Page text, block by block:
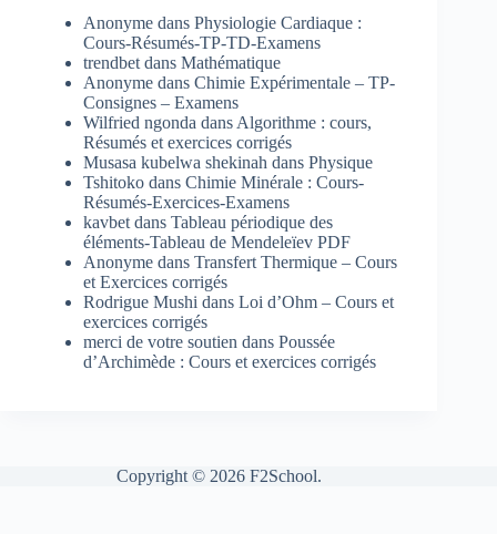
Anonyme dans Physiologie Cardiaque :
Cours-Résumés-TP-TD-Examens
trendbet dans Mathématique
Anonyme dans Chimie Expérimentale – TP-
Consignes – Examens
Wilfried ngonda dans Algorithme : cours,
Résumés et exercices corrigés
Musasa kubelwa shekinah dans Physique
Tshitoko dans Chimie Minérale : Cours-
Résumés-Exercices-Examens
kavbet dans Tableau périodique des
éléments-Tableau de Mendeleïev PDF
Anonyme dans Transfert Thermique – Cours
et Exercices corrigés
Rodrigue Mushi dans Loi d’Ohm – Cours et
exercices corrigés
merci de votre soutien dans Poussée
d’Archimède : Cours et exercices corrigés
Copyright © 2026 F2School.